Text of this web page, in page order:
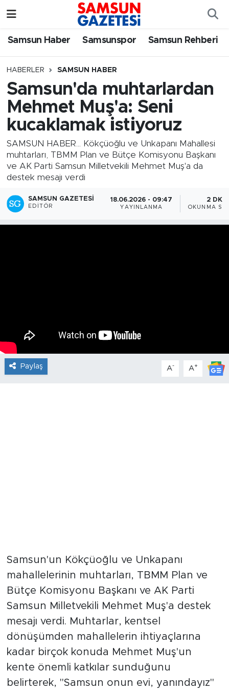
Samsun Haber Samsunspor Samsun Rehberi
HABERLER SAMSUN HABER
Samsun'da muhtarlardan
Mehmet Muş'a: Seni
kucaklamak istiyoruz
SAMSUN HABER... Kökçüoğlu ve Unkapanı Mahallesi
muhtarları, TBMM Plan ve Bütçe Komisyonu Başkanı
ve AK Parti Samsun Milletvekili Mehmet Muş'a da
destek mesajı verdi
SAMSUN GAZETESI
EDITÖR
18.06.2026 - 09:47
YAYINLANMA
2 DK
OKUNMA
Paylaş A- A+
Samsun'un Kökçüoğlu ve Unkapanı
mahallelerinin muhtarları, TBMM Plan ve
Bütçe Komisyonu Başkanı ve AK Parti
Samsun Milletvekili Mehmet Muş'a destek
mesajı verdi. Muhtarlar, kentsel
dönüşümden mahallelerin ihtiyaçlarına
kadar birçok konuda Mehmet Muş'un
kente önemli katkılar sunduğunu
belirterek, "Samsun onun evi, yanındayız"
Samsun Haber
Samsun Rehberi
Resmi İlanlar
Samsun Nöbetçi Eczaneler
SAMSUN Namaz Vakitleri
Samsun Trafik Yoğunluk Haritası
Süper Lig Puan Durumu ve Fikstür
Tüm Manşetler
Son Dakika Haberleri